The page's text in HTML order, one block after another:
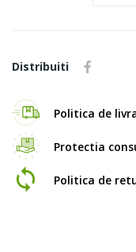
Distribuiti
Politica de
Protectia
Politica de